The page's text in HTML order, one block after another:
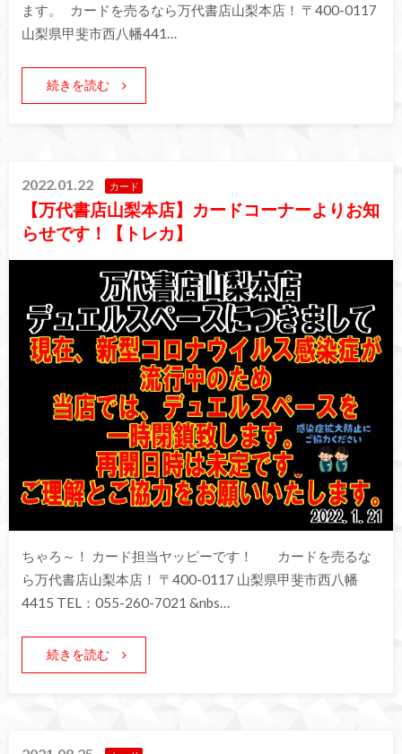
ます。 カードを売るなら万代書店山梨本店！ 〒400-0117
山梨県甲斐市西八幡441…
続きを読む
2022.01.22 カード
【万代書店山梨本店】カードコーナーよりお知
らせです！【トレカ】
ちゃろ～！ カード担当ヤッピーです！ カードを売るな
ら万代書店山梨本店！ 〒400-0117 山梨県甲斐市西八幡
4415 TEL：055-260-7021 &nbs…
続きを読む